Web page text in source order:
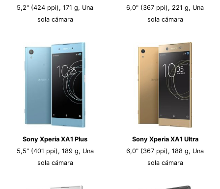
5,2" (424 ppi), 171 g, Una
sola cámara
6,0" (367 ppi), 221 g, Una
sola cámara
Sony Xperia XA1 Plus
5,5" (401 ppi), 189 g, Una
sola cámara
Sony Xperia XA1 Ultra
6,0" (367 ppi), 188 g, Una
sola cámara